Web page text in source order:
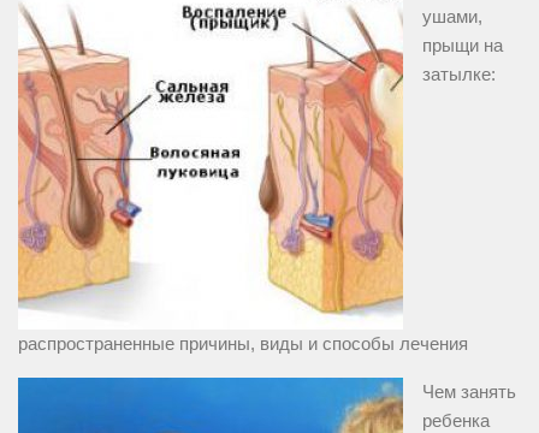
ушами,
прыщи на
затылке:
распространенные причины, виды и способы лечения
Чем занять
ребенка